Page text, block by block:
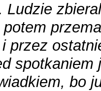
Ludzie
przez
spotkaniem
bo